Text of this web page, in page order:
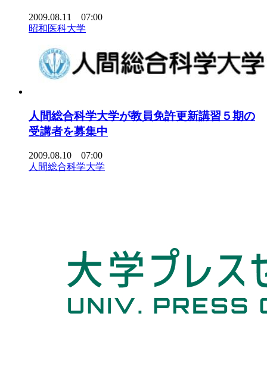
2009.08.11 07:00
昭和医科大学
人間総合科学大学が教員免許更新講習５期の
受講者を募集中
2009.08.10 07:00
人間総合科学大学